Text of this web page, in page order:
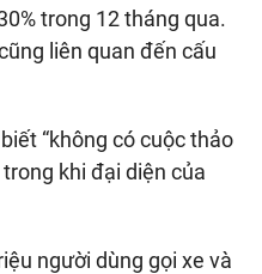
trong 12 tháng qua.
liên quan đến cấu
“không có cuộc thảo
khi đại diện của
người dùng gọi xe và